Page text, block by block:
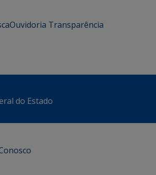
Ouvidoria Transparência
do Estado